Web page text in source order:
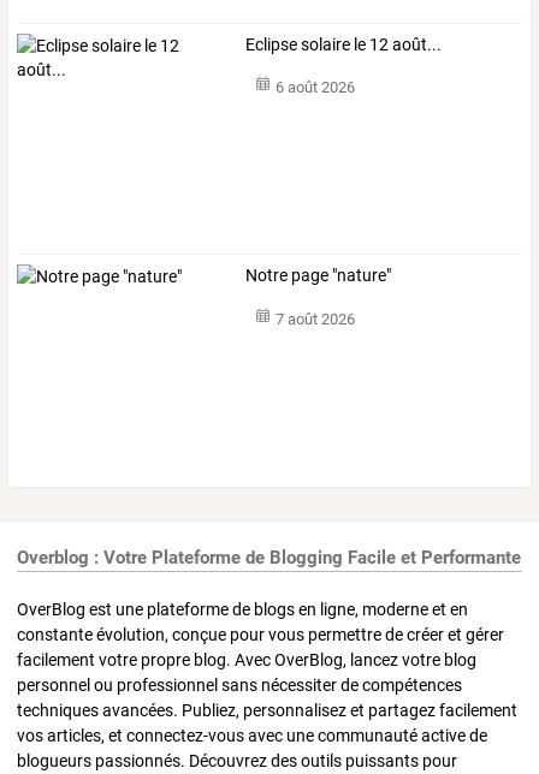
Eclipse solaire le 12 août...
6 août 2026
Notre page "nature"
7 août 2026
Overblog : Votre Plateforme de Blogging Facile et Performante
OverBlog est une plateforme de blogs en ligne, moderne et en
constante évolution, conçue pour vous permettre de créer et gérer
facilement votre propre blog. Avec OverBlog, lancez votre blog
personnel ou professionnel sans nécessiter de compétences
techniques avancées. Publiez, personnalisez et partagez facilement
vos articles, et connectez-vous avec une communauté active de
blogueurs passionnés. Découvrez des outils puissants pour